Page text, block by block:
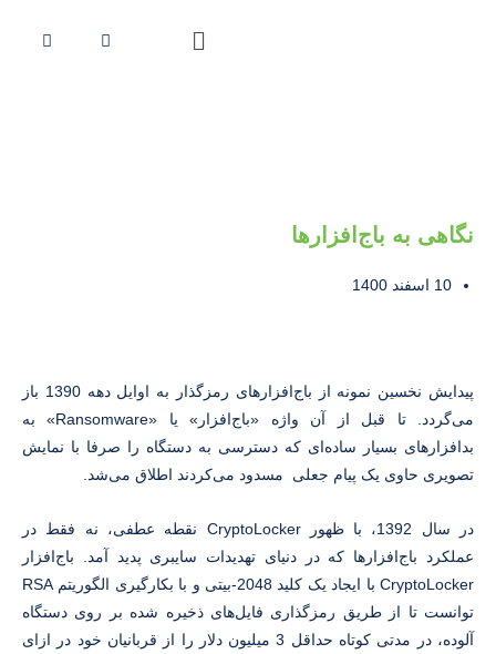
نگاهی به باج‌افزارها
10 اسفند 1400
پیدایش نخسین نمونه از باج‌افزارهای رمزگذار به اوایل دهه 1390 باز
می‌گردد. تا قبل از آن واژه «باج‌افزار» یا «Ransomware» به
بدافزارهای بسیار ساده‌ای که دسترسی به دستگاه را صرفا با نمایش
تصویری حاوی یک پیام جعلی مسدود می‌کردند اطلاق می‌شد.
در سال 1392، با ظهور CryptoLocker نقطه عطفی، نه فقط در
عملکرد باج‌افزارها که در دنیای تهدیدات سایبری پدید آمد. باج‌افزار
CryptoLocker با ایجاد یک کلید 2048-بیتی و با بکارگیری الگوریتم RSA
توانست تا از طریق رمزگذاری فایل‌های ذخیره شده بر روی دستگاه
آلوده، در مدتی کوتاه حداقل 3 میلیون دلار را از قربانیان خود در ازای